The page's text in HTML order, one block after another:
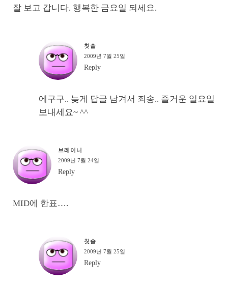
잘 보고 갑니다. 행복한 금요일 되세요.
칫솔
2009년 7월 25일
Reply
에구구.. 늦게 답글 남겨서 죄송.. 즐거운 일요일
보내세요~ ^^
브레이니
2009년 7월 24일
Reply
MID에 한표….
칫솔
2009년 7월 25일
Reply